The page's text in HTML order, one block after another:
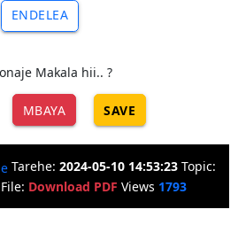
ENDELEA
Makala hii.. ?
MBAYA SAVE
Tarehe: 2024-05-10 14:53:23 Topic:
Download PDF Views 1793